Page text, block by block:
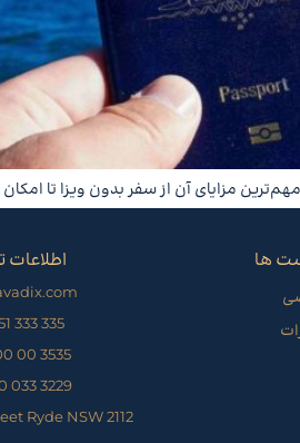
مزایای آن از سفر بدون ویزا تا
ها
335 333 451 61+
3535 00 1300 61+
3229 033 910 98+
Ryde NSW 2112